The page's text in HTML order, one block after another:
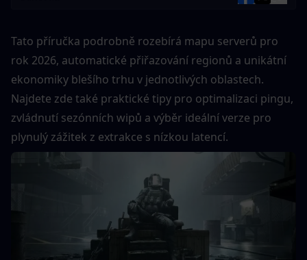
Tato příručka podrobně rozebírá mapu serverů pro
rok 2026, automatické přiřazování regionů a unikátní
ekonomiky blešího trhu v jednotlivých oblastech.
Najdete zde také praktické tipy pro optimalizaci pingu,
zvládnutí sezónních wipů a výběr ideální verze pro
plynulý zážitek z extrakce s nízkou latencí.